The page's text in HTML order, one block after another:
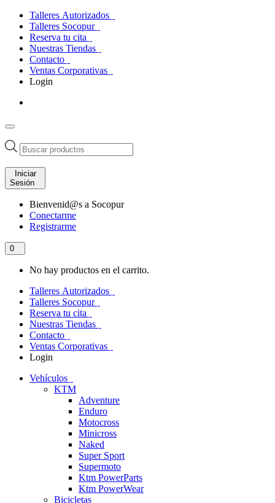
Talleres Autorizados
Talleres Socopur
Reserva tu cita
Nuestras Tiendas
Contacto
Ventas Corporativas
Login
Búsqueda
de
productos
Iniciar
Sesión
Bienvenid@s a Socopur
Conectarme
Registrarme
0
No hay productos en el carrito.
Talleres Autorizados
Talleres Socopur
Reserva tu cita
Nuestras Tiendas
Contacto
Ventas Corporativas
Login
Vehículos
KTM
Adventure
Enduro
Motocross
Minicross
Naked
Super Sport
Supermoto
Ktm PowerParts
Ktm PowerWear
Bicicletas